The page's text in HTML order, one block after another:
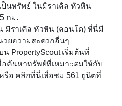
ป็นทรัพย์ ในมิราเคิล หัวหิน
กม.
มิราเคิล หัวหิน (คอนโด) ที่นี่มี
วยความสะดวกอื่นๆ
PropertyScout เริ่มต้นที่
อค้นหาทรัพย์ที่เหมาะสมให้กับ
รือ คลิกที่นี่เพื่อชม 561 ยูนิตที่